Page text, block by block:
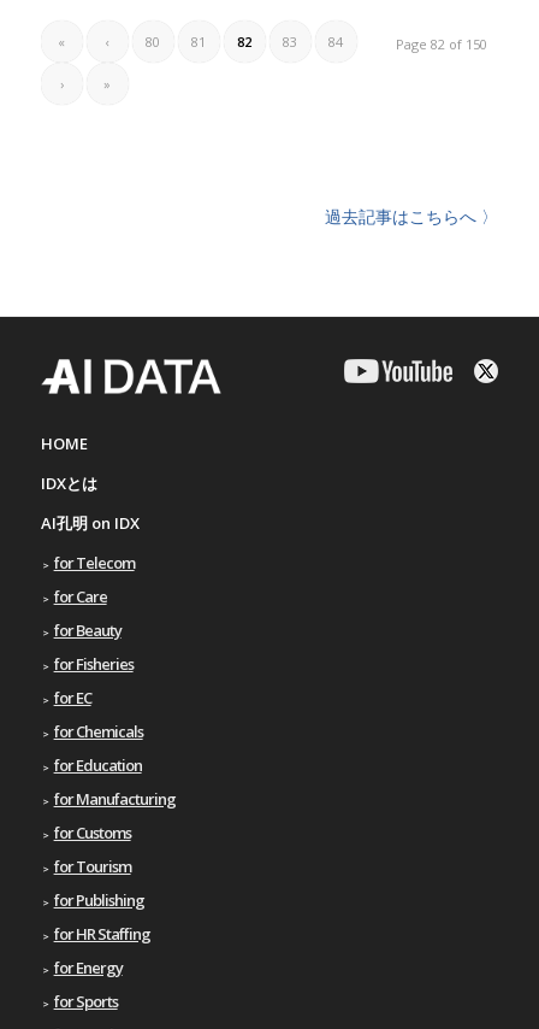
Page 82 of 150
« ‹ 80 81 82 83 84
› »
過去記事はこちらへ 〉
HOME
IDXとは
AI孔明 on IDX
for Telecom
for Care
for Beauty
for Fisheries
for EC
for Chemicals
for Education
for Manufacturing
for Customs
for Tourism
for Publishing
for HR Staffing
for Energy
for Sports